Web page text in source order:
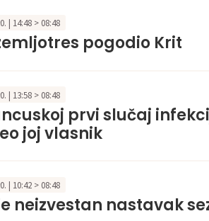
| 14:48 > 08:48
pogodio Krit
| 13:58 > 08:48
prvi slučaj
joj vlasnik
| 10:42 > 08:48
neizvestan nastavak